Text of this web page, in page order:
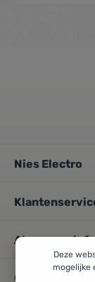
oogstrelend
aanvulling op
Nies Electro
Algemene info
Openingsuren
Deze
mogelijke